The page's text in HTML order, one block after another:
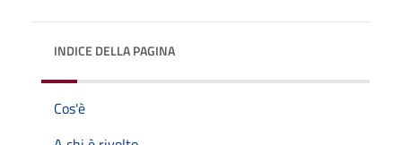
INDICE DELLA PAGINA
Cos'è